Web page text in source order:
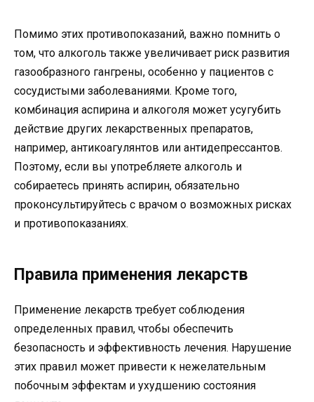
Помимо этих противопоказаний, важно помнить о
том, что алкоголь также увеличивает риск развития
газообразного гангрены, особенно у пациентов с
сосудистыми заболеваниями. Кроме того,
комбинация аспирина и алкоголя может усугубить
действие других лекарственных препаратов,
например, антикоагулянтов или антидепрессантов.
Поэтому, если вы употребляете алкоголь и
собираетесь принять аспирин, обязательно
проконсультируйтесь с врачом о возможных рисках
и противопоказаниях.
Правила применения лекарств
Применение лекарств требует соблюдения
определенных правил, чтобы обеспечить
безопасность и эффективность лечения. Нарушение
этих правил может привести к нежелательным
побочным эффектам и ухудшению состояния